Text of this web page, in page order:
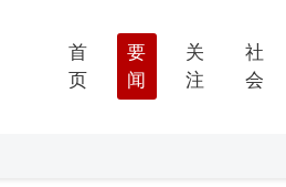
首
页
要
闻
关
注
社
会